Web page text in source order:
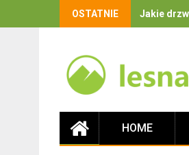
OSTATNIE Jakie
HOME